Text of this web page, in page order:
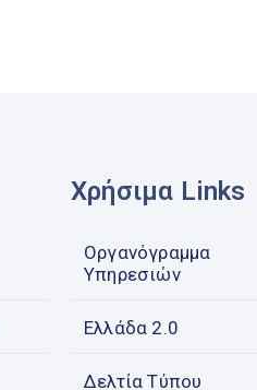
Χρήσιμα Links
Οργανόγραμμα
Υπηρεσιών
Ελλάδα 2.0
Δελτία Τύπου